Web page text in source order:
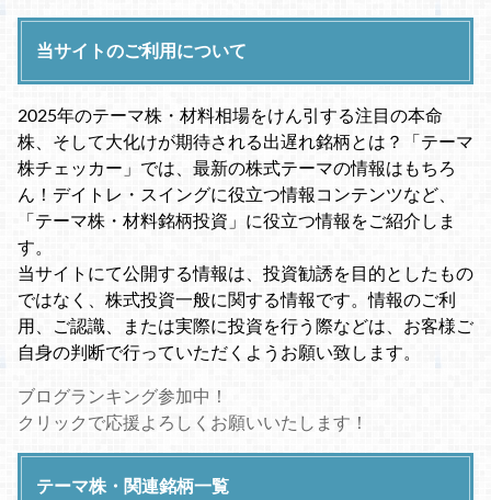
当サイトのご利用について
2025年のテーマ株・材料相場をけん引する注目の本命
株、そして大化けが期待される出遅れ銘柄とは？「テーマ
株チェッカー」では、最新の株式テーマの情報はもちろ
ん！デイトレ・スイングに役立つ情報コンテンツなど、
「テーマ株・材料銘柄投資」に役立つ情報をご紹介しま
す。
当サイトにて公開する情報は、投資勧誘を目的としたもの
ではなく、株式投資一般に関する情報です。情報のご利
用、ご認識、または実際に投資を行う際などは、お客様ご
自身の判断で行っていただくようお願い致します。
ブログランキング参加中！
クリックで応援よろしくお願いいたします！
テーマ株・関連銘柄一覧